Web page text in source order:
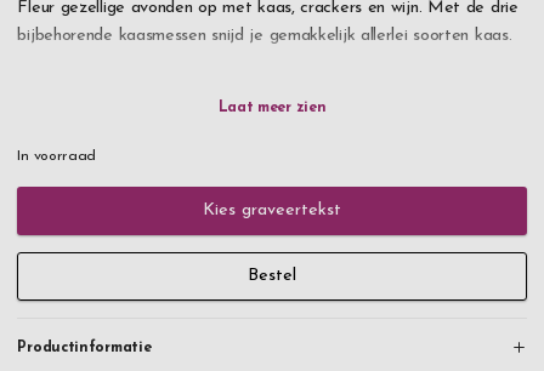
Fleur gezellige avonden op met kaas, crackers en wijn. Met de drie
bijbehorende kaasmessen snijd je gemakkelijk allerlei soorten kaas.
In voorraad
Kies graveertekst
Bestel
Productinformatie